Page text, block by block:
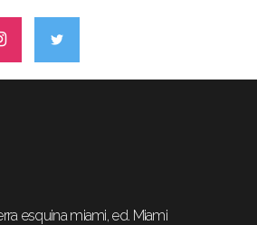
esquina miami, ed. Miami